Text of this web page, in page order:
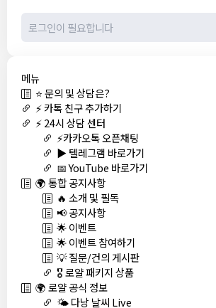
메뉴
⭐ 문의 및 상담은?
⚡ 카톡 친구 추가하기
⚡ 24시 상담 센터
⚡카카오톡 오픈채팅
▶️ 텔레그램 바로가기
📅 YouTube 바로가기
🌍 통합 공지사항
🔥 소개 및 필독
📢 공지사항
🌟 이벤트
🌟 이벤트 참여하기
💡 질문/건의 게시판
🎖️ 로얄 패키지 상품
🌍 로얄 공식 정보
🌤️ 다낭 날씨 Live